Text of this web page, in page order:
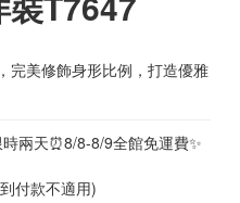
完美修飾身形比例，打造優雅
兩天⏰8/8-8/9全館免運費✨
付款不適用)